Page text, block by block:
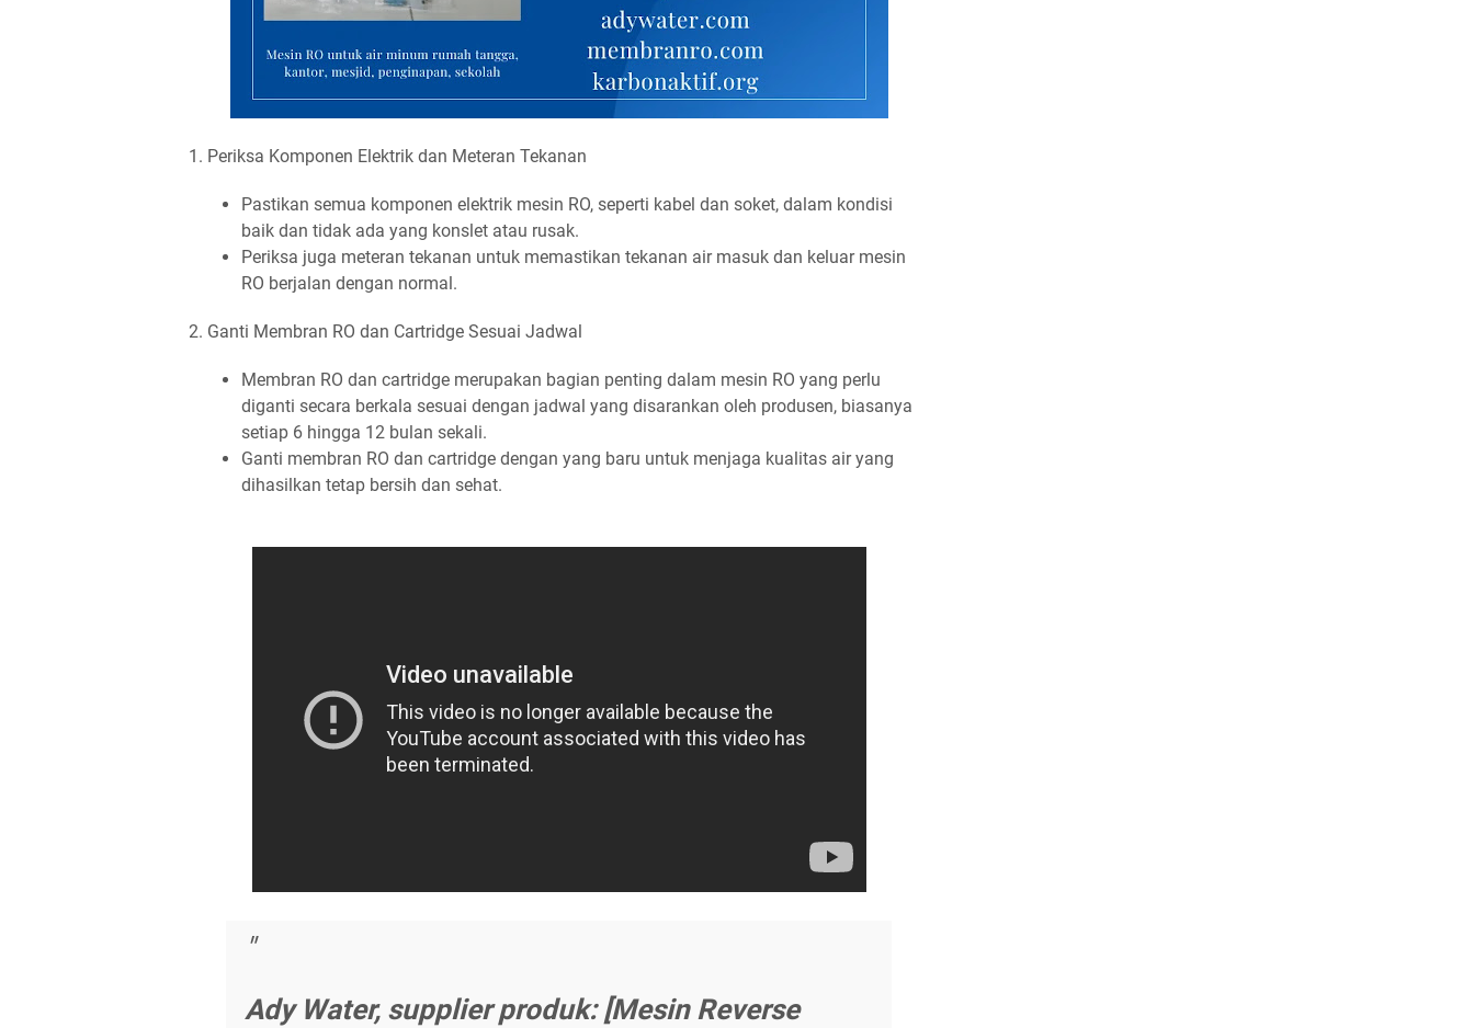
1. Periksa Komponen Elektrik dan Meteran Tekanan
Pastikan semua komponen elektrik mesin RO, seperti kabel dan soket, dalam kondisi
baik dan tidak ada yang konslet atau rusak.
Periksa juga meteran tekanan untuk memastikan tekanan air masuk dan keluar mesin
RO berjalan dengan normal.
2. Ganti Membran RO dan Cartridge Sesuai Jadwal
Membran RO dan cartridge merupakan bagian penting dalam mesin RO yang perlu
diganti secara berkala sesuai dengan jadwal yang disarankan oleh produsen, biasanya
setiap 6 hingga 12 bulan sekali.
Ganti membran RO dan cartridge dengan yang baru untuk menjaga kualitas air yang
dihasilkan tetap bersih dan sehat.
Ady Water, supplier produk: [Mesin Reverse